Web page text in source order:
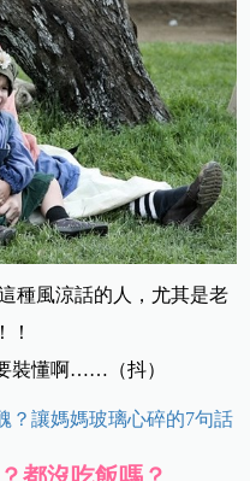
種風涼話的人，尤其是老
！
裝懂啊……（抖）
？讓媽媽玻璃心碎的7句話